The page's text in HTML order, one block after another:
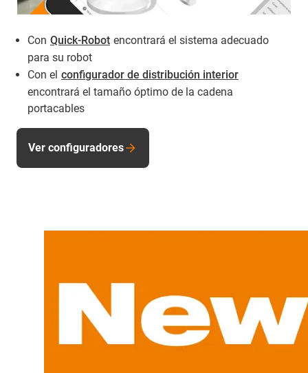
Con Quick-Robot encontrará el sistema adecuado
para su robot
Con el configurador de distribución interior
encontrará el tamaño óptimo de la cadena
portacables
Ver configuradores